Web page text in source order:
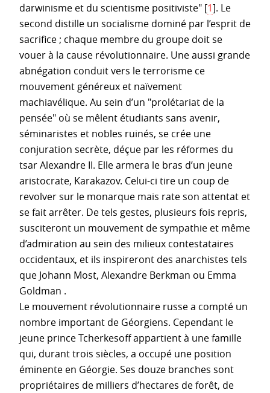
darwinisme et du scientisme positiviste" [1]. Le
second distille un socialisme dominé par l’esprit de
sacrifice ; chaque membre du groupe doit se
vouer à la cause révolutionnaire. Une aussi grande
abnégation conduit vers le terrorisme ce
mouvement généreux et naïvement
machiavélique. Au sein d’un "prolétariat de la
pensée" où se mêlent étudiants sans avenir,
séminaristes et nobles ruinés, se crée une
conjuration secrète, déçue par les réformes du
tsar Alexandre II. Elle armera le bras d’un jeune
aristocrate, Karakazov. Celui-ci tire un coup de
revolver sur le monarque mais rate son attentat et
se fait arrêter. De tels gestes, plusieurs fois repris,
susciteront un mouvement de sympathie et même
d’admiration au sein des milieux contestataires
occidentaux, et ils inspireront des anarchistes tels
que Johann Most, Alexandre Berkman ou Emma
Goldman .
Le mouvement révolutionnaire russe a compté un
nombre important de Géorgiens. Cependant le
jeune prince Tcherkesoff appartient à une famille
qui, durant trois siècles, a occupé une position
éminente en Géorgie. Ses douze branches sont
propriétaires de milliers d’hectares de forêt, de